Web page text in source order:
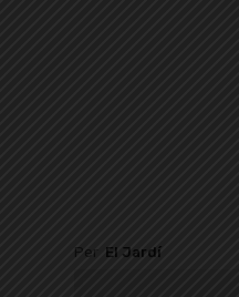
Per El Jardí